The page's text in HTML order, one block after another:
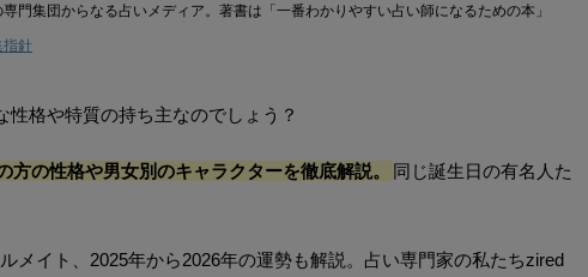
門集団からなる占いメディア。著書は「一番わかりやすい占い師になるための本」
指針
性格や特質の持ち主なのでしょう？
方の性格や男女別のキャラクターを徹底解説。
同じ誕生日の有名人た
メイト、2025年から2026年の運勢も解説。占い専門家の私たちzired